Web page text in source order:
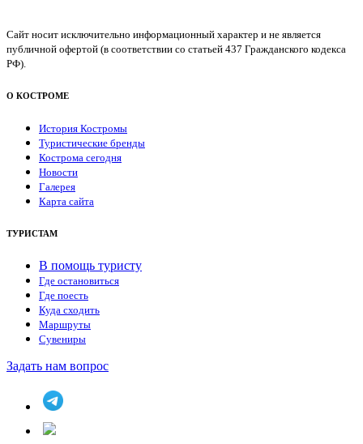
Сайт носит исключительно информационный характер и не является
публичной офертой (в соответствии со статьей 437 Гражданского кодекса
РФ).
О КОСТРОМЕ
История Костромы
Туристические бренды
Кострома сегодня
Новости
Галерея
Карта сайта
ТУРИСТАМ
В помощь туристу
Где остановиться
Где поесть
Куда сходить
Маршруты
Сувениры
Задать нам вопрос